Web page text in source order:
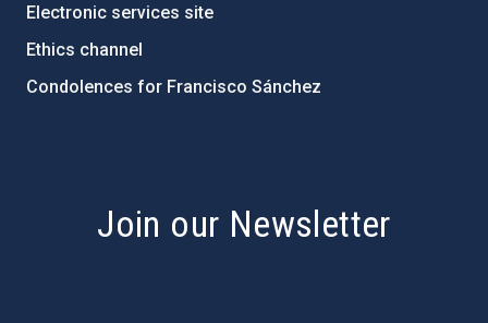
Electronic services site
Ethics channel
Condolences for Francisco Sánchez
Join our Newsletter